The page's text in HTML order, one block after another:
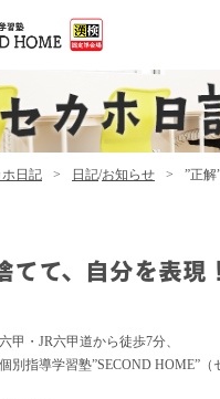
ホ日記 日記/お知らせ ”正解
て、自分を表現
甲・JR六甲道から徒歩7分、
別指導学習塾”SECOND HOME”（